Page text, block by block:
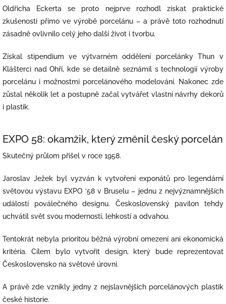
Oldřicha Eckerta se proto nejprve rozhodl získat praktické
zkušenosti přímo ve výrobě porcelánu – a právě toto rozhodnutí
zásadně ovlivnilo celý jeho další život i tvorbu.
Získal stipendium ve výtvarném oddělení porcelánky Thun v
Klášterci nad Ohří, kde se detailně seznámil s technologií výroby
porcelánu i možnostmi porcelánového modelování. Nakonec zde
zůstal několik let a postupně začal vytvářet vlastní návrhy dekorů
i plastik.
EXPO 58: okamžik, který změnil český porcelán
Skutečný průlom přišel v roce 1958.
Jaroslav Ježek byl vyzván k vytvoření exponátů pro legendární
světovou výstavu EXPO ’58 v Bruselu – jednu z nejvýznamnějších
událostí poválečného designu. Československý pavilon tehdy
uchvátil svět svou moderností, lehkostí a odvahou.
Tentokrát nebyla prioritou běžná výrobní omezení ani ekonomická
kritéria. Cílem bylo vytvořit design, který bude reprezentovat
Československo na světové úrovni.
A právě zde vznikly jedny z nejslavnějších porcelánových plastik
české historie.